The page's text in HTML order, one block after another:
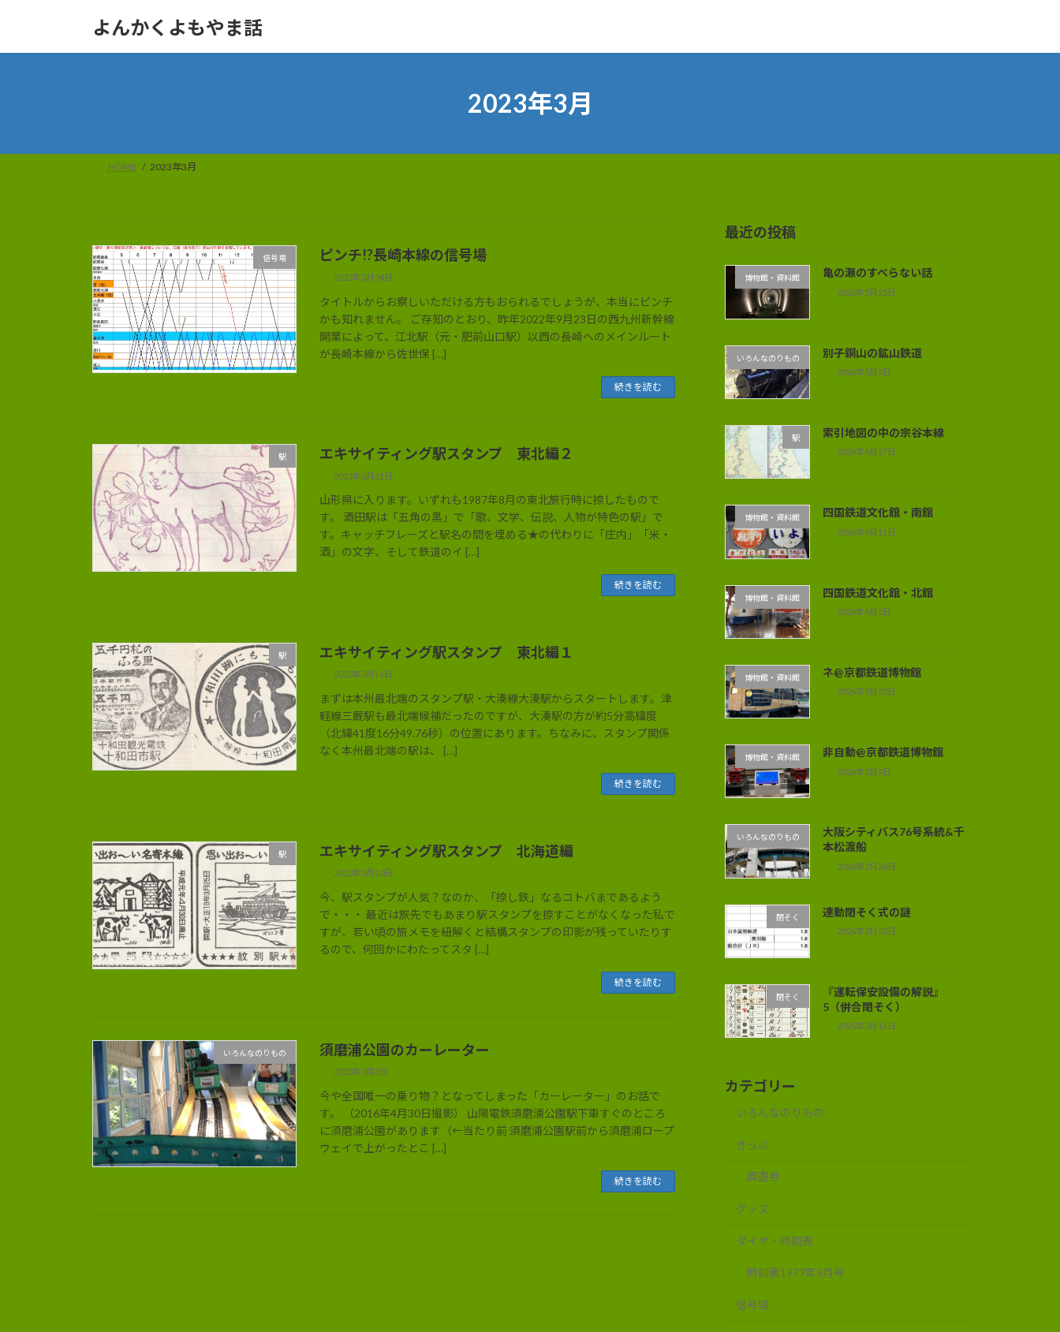
よんかくよもやま話
2023年3月
HOME 2023年3月
信号場 ピンチ!?長崎本線の信号場
2023年3月24日
タイトルからお察しいただける方もおられるでしょうが、本当にピンチ
かも知れません。 ご存知のとおり、昨年2022年9月23日の西九州新幹線
開業によって、江北駅（元・肥前山口駅）以西の長崎へのメインルート
が長崎本線から佐世保 […]
続きを読む
駅 エキサイティング駅スタンプ 東北編２
2023年3月21日
山形県に入ります。いずれも1987年8月の東北旅行時に捺したもので
す。 酒田駅は「五角の黒」で「歌、文学、伝説、人物が特色の駅」で
す。キャッチフレーズと駅名の間を埋める★の代わりに「庄内」「米・
酒」の文字、そして鉄道のイ […]
続きを読む
駅 エキサイティング駅スタンプ 東北編１
2023年3月16日
まずは本州最北端のスタンプ駅・大湊線大湊駅からスタートします。津
軽線三厩駅も最北端候補だったのですが、大湊駅の方が約5分高緯度
（北緯41度16分49.76秒）の位置にあります。ちなみに、スタンプ関係
なく本州最北端の駅は、 […]
続きを読む
駅 エキサイティング駅スタンプ 北海道編
2023年3月10日
今、駅スタンプが人気？なのか、「捺し鉄」なるコトバまであるよう
で・・・ 最近は旅先でもあまり駅スタンプを捺すことがなくなった私で
すが、若い頃の旅メモを紐解くと結構スタンプの印影が残っていたりす
るので、何回かにわたってスタ […]
続きを読む
いろんなのりもの 須磨浦公園のカーレーター
2023年3月3日
今や全国唯一の乗り物？となってしまった「カーレーター」のお話で
す。 （2016年4月30日撮影） 山陽電鉄須磨浦公園駅下車すぐのところ
に須磨浦公園があります（←当たり前 須磨浦公園駅前から須磨浦ロープ
ウェイで上がったとこ […]
続きを読む
最近の投稿
博物館・資料館 亀の瀬のすべらない話
2026年5月25日
いろんなのりもの 別子銅山の鉱山鉄道
2026年5月3日
駅 索引地図の中の宗谷本線
2026年4月27日
博物館・資料館 四国鉄道文化館・南館
2026年4月11日
博物館・資料館 四国鉄道文化館・北館
2026年4月5日
博物館・資料館 ネ@京都鉄道博物館
2026年3月23日
博物館・資料館 非自動@京都鉄道博物館
2026年3月9日
いろんなのりもの
大阪シティバス76号系統&千
本松渡船
2026年2月28日
閉そく 連動閉そく式の謎
2026年2月23日
閉そく
『運転保安設備の解説』
5（併合閉そく）
2026年2月11日
カテゴリー
いろんなのりもの
きっぷ
周遊券
グッズ
ダイヤ・時刻表
時刻表1977年9月号
信号場